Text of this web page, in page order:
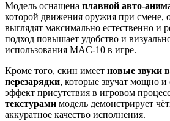
Модель оснащена плавной авто-
которой движения оружия при смене,
выглядят максимально естественно и
подход повышает удобство и
использования MAC-10 в игре.
Кроме того, скин имеет новые звуки
перезарядки, которые звучат мощно
эффект присутствия в игровом
текстурами модель демонстрирует
аккуратное качество исполнения.